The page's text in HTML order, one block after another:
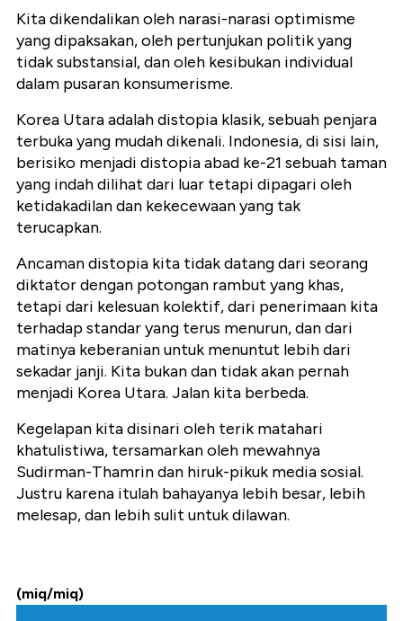
Kita dikendalikan oleh narasi-narasi optimisme
yang dipaksakan, oleh pertunjukan politik yang
tidak substansial, dan oleh kesibukan individual
dalam pusaran konsumerisme.
Korea Utara adalah distopia klasik, sebuah penjara
terbuka yang mudah dikenali. Indonesia, di sisi lain,
berisiko menjadi distopia abad ke-21 sebuah taman
yang indah dilihat dari luar tetapi dipagari oleh
ketidakadilan dan kekecewaan yang tak
terucapkan.
Ancaman distopia kita tidak datang dari seorang
diktator dengan potongan rambut yang khas,
tetapi dari kelesuan kolektif, dari penerimaan kita
terhadap standar yang terus menurun, dan dari
matinya keberanian untuk menuntut lebih dari
sekadar janji. Kita bukan dan tidak akan pernah
menjadi Korea Utara. Jalan kita berbeda.
Kegelapan kita disinari oleh terik matahari
khatulistiwa, tersamarkan oleh mewahnya
Sudirman-Thamrin dan hiruk-pikuk media sosial.
Justru karena itulah bahayanya lebih besar, lebih
melesap, dan lebih sulit untuk dilawan.
(miq/miq)